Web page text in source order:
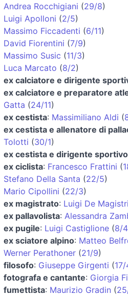
Andrea Rocchigiani (29/8)
Luigi Apolloni (2/5)
Massimo Ficcadenti (6/11)
David Fiorentini (7/9)
Massimo Susic (11/3)
Luca Marcato (8/2)
ex calciatore e dirigente
ex calciatore e preparatore
Gatta (24/11)
ex cestista: Massimiliano Aldi (
ex cestista e allenatore di
Tolotti (30/1)
ex cestista e dirigente sportivo
ex ciclista: Francesco Frattini (
Stefano Della Santa (22/5)
Mario Cipollini (22/3)
ex magistrato: Luigi De
ex pallavolista: Alessandra
ex pugile: Luigi Castiglione (8/4
ex sciatore alpino: Matteo
Werner Perathoner (21/9)
filosofo: Giuseppe Girgenti (
fotografa e cantante: Giorgia
fumettista: Maurizio Gradin (